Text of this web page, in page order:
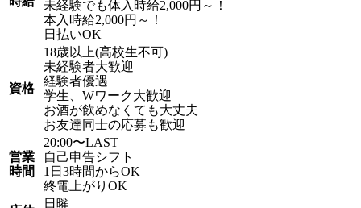
未経験でも体入時給2,000円～！
本入時給2,000円～！
日払いOK
資格
18歳以上(高校生不可)
未経験者大歓迎
経験者優遇
学生、Wワーク大歓迎
お酒が飲めなくても大丈夫
お友達同士の応募も歓迎
営業
時間
20:00〜LAST
自己申告シフト
1日3時間からOK
終電上がりOK
日曜